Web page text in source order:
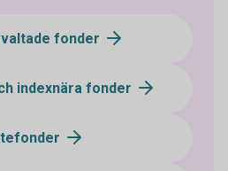
fonder
indexnära fonder